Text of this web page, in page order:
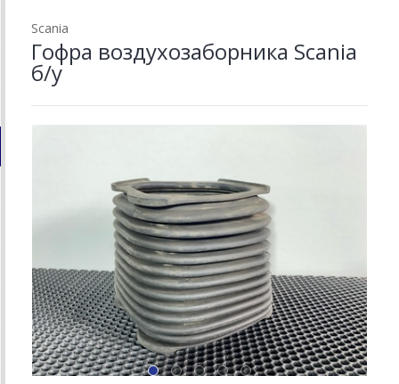
Scania
Гофра воздухозаборника Scania
б/у